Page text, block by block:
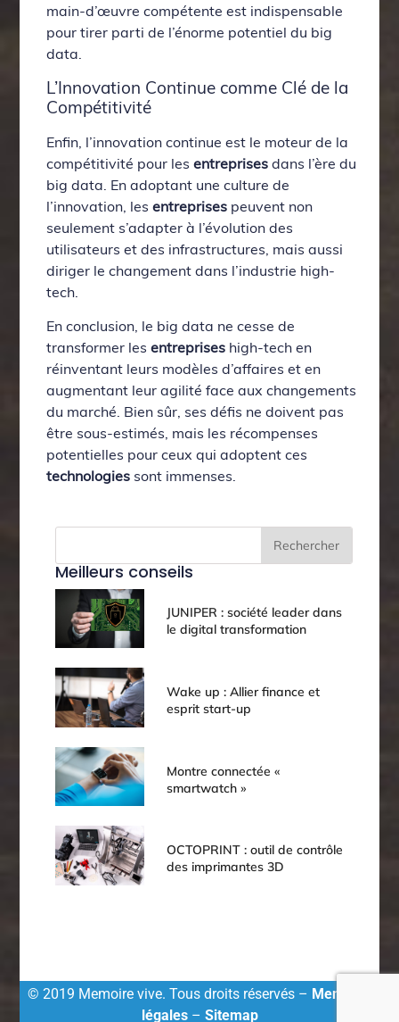
main-d’œuvre compétente est indispensable
pour tirer parti de l’énorme potentiel du big
data.
L’Innovation Continue comme Clé de la
Compétitivité
Enfin, l’innovation continue est le moteur de la
compétitivité pour lesentreprises dans l’ère du
big data. En adoptant une culture de
l’innovation, lesentreprises peuvent non
seulement s’adapter à l’évolution des
utilisateurs et des infrastructures, mais aussi
diriger le changement dans l’industrie high-
tech.
En conclusion, le big data ne cesse de
transformer lesentreprises high-tech en
réinventant leurs modèles d’affaires et en
augmentant leur agilité face aux changements
du marché. Bien sûr, ses défis ne doivent pas
être sous-estimés, mais les récompenses
potentielles pour ceux qui adoptent ces
technologies sont immenses.
Rechercher
Meilleurs conseils
JUNIPER : société leader dans
le digital transformation
Wake up : Allier finance et
esprit start-up
Montre connectée «
smartwatch »
OCTOPRINT : outil de contrôle
des imprimantes 3D
© 2019 Memoire vive. Tous droits réservés – Mentions
légales – Sitemap